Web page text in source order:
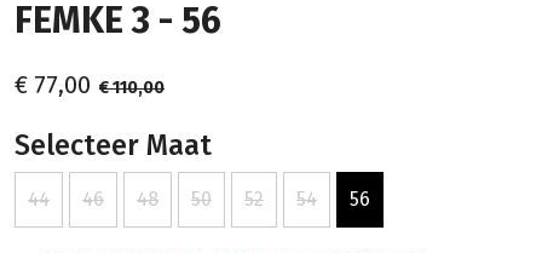
FEMKE 3 - 56
€ 77,00 € 110,00
Selecteer Maat
44 46 48 50 52 54 56